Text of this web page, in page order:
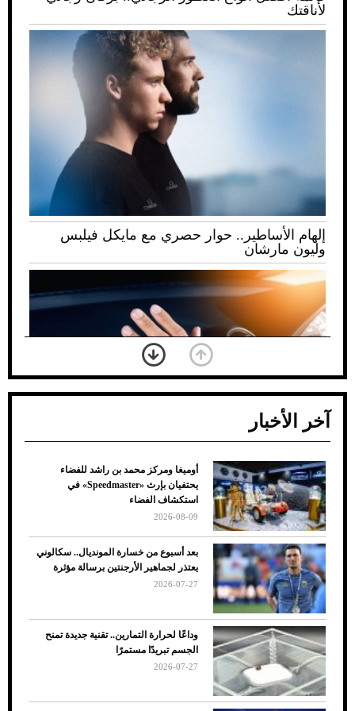
لأناقتك
إلهام الأساطير.. حوار حصري مع مايكل فيلبس
وليون مارشان
ضعف تبريد مكيف السيارة عند الوقوف.. أشهر
الأسباب والحلول
آخر الأخبار
أوميغا ومركز محمد بن راشد للفضاء
يحتفيان بإرث «Speedmaster» في
استكشاف الفضاء
2026-08-09
بعد أسبوع من خسارة المونديال.. سكالوني
يعتذر لجماهير الأرجنتين برسالة مؤثرة
2026-07-27
وداعًا لحرارة التمارين.. تقنية جديدة تمنح
الجسم تبريدًا مستمرًا
2026-07-27